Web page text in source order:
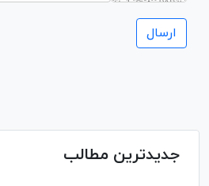
جدیدترین مطالب